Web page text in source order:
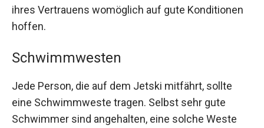
ihres Vertrauens womöglich auf gute Konditionen
hoffen.
Schwimmwesten
Jede Person, die auf dem Jetski mitfährt, sollte
eine Schwimmweste tragen. Selbst sehr gute
Schwimmer sind angehalten, eine solche Weste